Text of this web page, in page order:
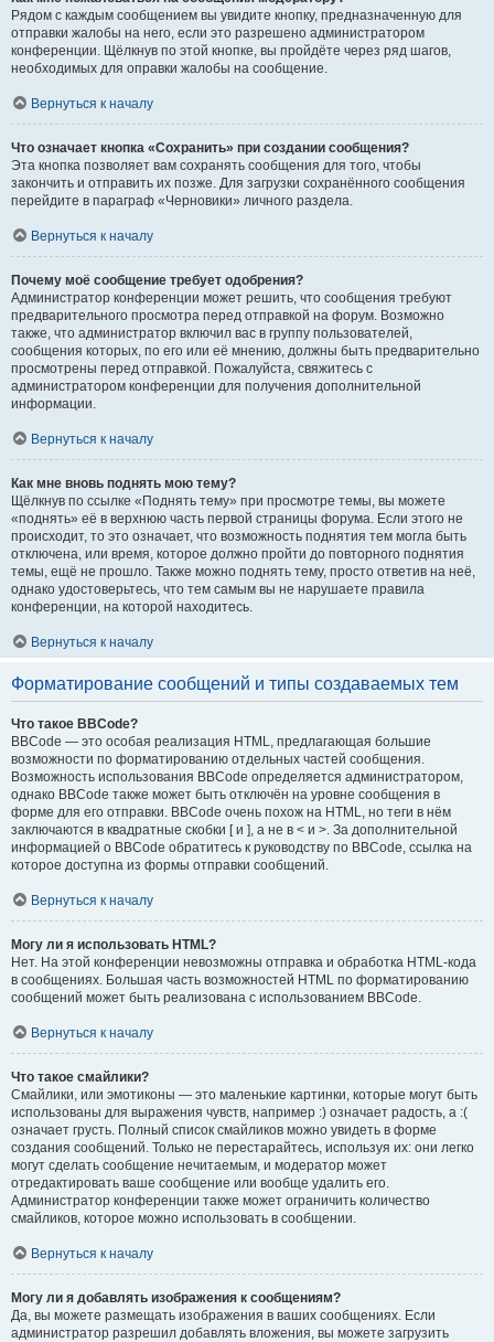
Рядом с каждым сообщением вы увидите кнопку, предназначенную для
отправки жалобы на него, если это разрешено администратором
конференции. Щёлкнув по этой кнопке, вы пройдёте через ряд шагов,
необходимых для оправки жалобы на сообщение.
Вернуться к началу
Что означает кнопка «Сохранить» при создании сообщения?
Эта кнопка позволяет вам сохранять сообщения для того, чтобы
закончить и отправить их позже. Для загрузки сохранённого сообщения
перейдите в параграф «Черновики» личного раздела.
Вернуться к началу
Почему моё сообщение требует одобрения?
Администратор конференции может решить, что сообщения требуют
предварительного просмотра перед отправкой на форум. Возможно
также, что администратор включил вас в группу пользователей,
сообщения которых, по его или её мнению, должны быть предварительно
просмотрены перед отправкой. Пожалуйста, свяжитесь с
администратором конференции для получения дополнительной
информации.
Вернуться к началу
Как мне вновь поднять мою тему?
Щёлкнув по ссылке «Поднять тему» при просмотре темы, вы можете
«поднять» её в верхнюю часть первой страницы форума. Если этого не
происходит, то это означает, что возможность поднятия тем могла быть
отключена, или время, которое должно пройти до повторного поднятия
темы, ещё не прошло. Также можно поднять тему, просто ответив на неё,
однако удостоверьтесь, что тем самым вы не нарушаете правила
конференции, на которой находитесь.
Вернуться к началу
Форматирование сообщений и типы создаваемых тем
Что такое BBCode?
BBCode — это особая реализация HTML, предлагающая большие
возможности по форматированию отдельных частей сообщения.
Возможность использования BBCode определяется администратором,
однако BBCode также может быть отключён на уровне сообщения в
форме для его отправки. BBCode очень похож на HTML, но теги в нём
заключаются в квадратные скобки [ и ], а не в < и >. За дополнительной
информацией о BBCode обратитесь к руководству по BBCode, ссылка на
которое доступна из формы отправки сообщений.
Вернуться к началу
Могу ли я использовать HTML?
Нет. На этой конференции невозможны отправка и обработка HTML-кода
в сообщениях. Большая часть возможностей HTML по форматированию
сообщений может быть реализована с использованием BBCode.
Вернуться к началу
Что такое смайлики?
Смайлики, или эмотиконы — это маленькие картинки, которые могут быть
использованы для выражения чувств, например :) означает радость, а :(
означает грусть. Полный список смайликов можно увидеть в форме
создания сообщений. Только не перестарайтесь, используя их: они легко
могут сделать сообщение нечитаемым, и модератор может
отредактировать ваше сообщение или вообще удалить его.
Администратор конференции также может ограничить количество
смайликов, которое можно использовать в сообщении.
Вернуться к началу
Могу ли я добавлять изображения к сообщениям?
Да, вы можете размещать изображения в ваших сообщениях. Если
администратор разрешил добавлять вложения, вы можете загрузить